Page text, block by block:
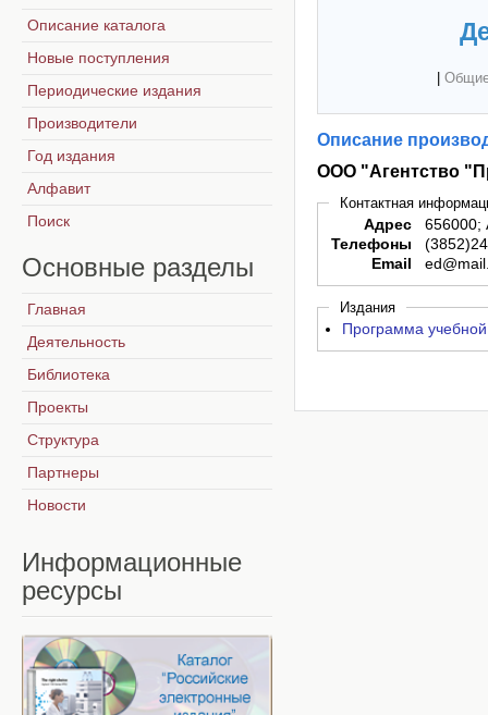
Описание
ООО "Агентство
Контактная
Адрес
656000;
Телефоны
Email
Издания
Программа
Описание каталога
Новые поступления
Периодические издания
Производители
Год издания
Алфавит
Поиск
Основные разделы
Главная
Деятельность
Библиотека
Проекты
Структура
Партнеры
Новости
Информационные
ресурсы